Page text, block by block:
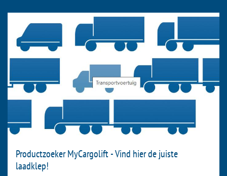
Productzoeker MyCargolift - Vind hier de juiste
laadklep!